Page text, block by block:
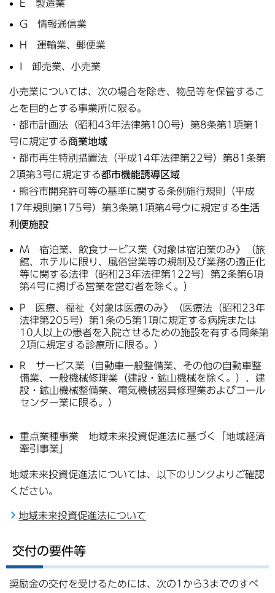
E 製造業
G 情報通信業
H 運輸業、郵便業
I 卸売業、小売業
小売業については、次の場合を除き、物品等を保管するこ
とを目的とする事業所に限る。
・都市計画法（昭和43年法律第100号）第8条第1項第1
号に規定する商業地域
・都市再生特別措置法（平成14年法律第22号）第81条第
2項第3号に規定する都市機能誘導区域
・熊谷市開発許可等の基準に関する条例施行規則（平成
17年規則第175号）第3条第1項第4号ウに規定する生活
利便施設
M 宿泊業、飲食サービス業《対象は宿泊業のみ》（旅
館、ホテルに限り、風俗営業等の規制及び業務の適正化
等に関する法律（昭和23年法律第122号）第2条第6項
第4号に掲げる営業を営む者を除く。）
P 医療、福祉《対象は医療のみ》（医療法（昭和23年
法律第205号）第1条の5第1項に規定する病院または
10人以上の患者を入院させるための施設を有する同条第
2項に規定する診療所に限る。）
R サービス業（自動車一般整備業、その他の自動車整
備業、一般機械修理業（建設・鉱山機械を除く。）、建
設・鉱山機械整備業、電気機械器具修理業およびコール
センター業に限る。）
重点業種事業 地域未来投資促進法に基づく「地域経済
牽引事業」
地域未来投資促進法については、以下のリンクよりご確認
ください。
地域未来投資促進法について
交付の要件等
奨励金の交付を受けるためには、次の1から3までのすべ